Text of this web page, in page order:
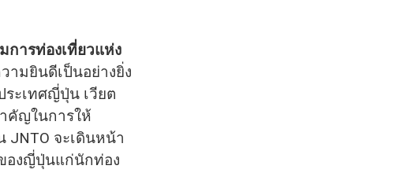
การท่องเที่ยวแห่ง
ามยินดีเป็นอย่างยิ่ง
ะเทศญี่ปุ่น เวียต
คัญในการให้
JNTO จะเดินหน้า
องญี่ปุ่นแก่นักท่อง